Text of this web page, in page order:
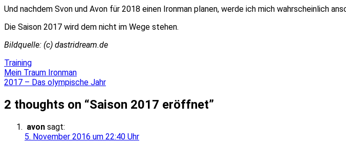
Und nachdem Svon und Avon für 2018 einen Ironman planen, werde ich mich wahrscheinlich
Die Saison 2017 wird dem nicht im Wege stehen.
Bildquelle: (c) dastridream.de
Training
Beitragsnavigation
Mein Traum Ironman
2017 – Das olympische Jahr
2 thoughts on “Saison 2017 eröffnet”
avon sagt:
5. November 2016 um 22:40 Uhr